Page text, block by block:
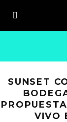
SUNSET
VIVO